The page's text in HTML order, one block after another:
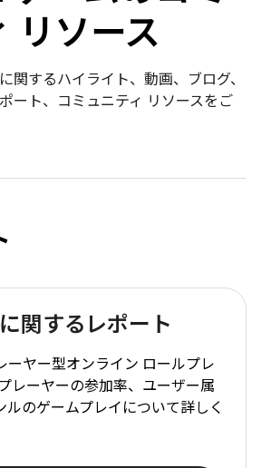
リソース
関するハイライト、動画、ブログ、
ート、コミュニティ リソースをご
関するレポート
ーヤー型オンライン ロールプレ
レーヤーの参加率、ユーザー属
ルのゲームプレイについて詳しく